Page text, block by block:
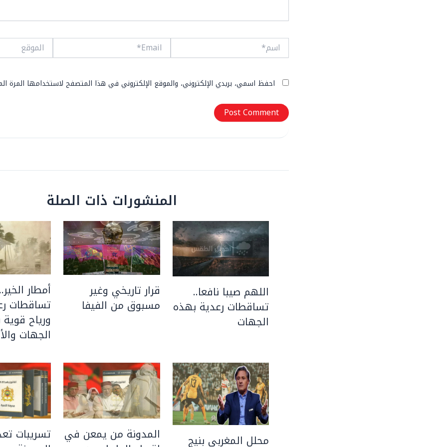
اسم* Email* الموقع
احفظ اسمي، بريدي الإلكتروني، والموقع الإلكتروني في هذا المتصفح لاستخدامها المرة
المنشورات ذات الصلة
اللهم صيبا نافعا..
تساقطات رعدية بهذه
الجهات
قرار تاريخي وغير
مسبوق من الفيفا
أمطار الخير..
تساقطات
ورياح
الجهات
محلل المغربي بنيج المدونة من يمعن في تسريبات